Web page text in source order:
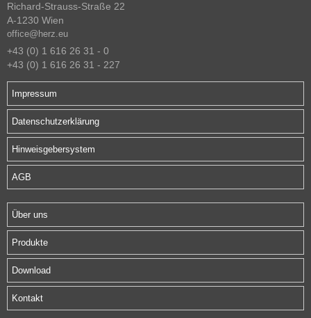
Richard-Strauss-Straße 22
A-1230 Wien
office@herz.eu
+43 (0) 1 616 26 31 - 0
+43 (0) 1 616 26 31 - 227
Impressum
Datenschutzerklärung
Hinweisgebersystem
AGB
Über uns
Produkte
Download
Kontakt